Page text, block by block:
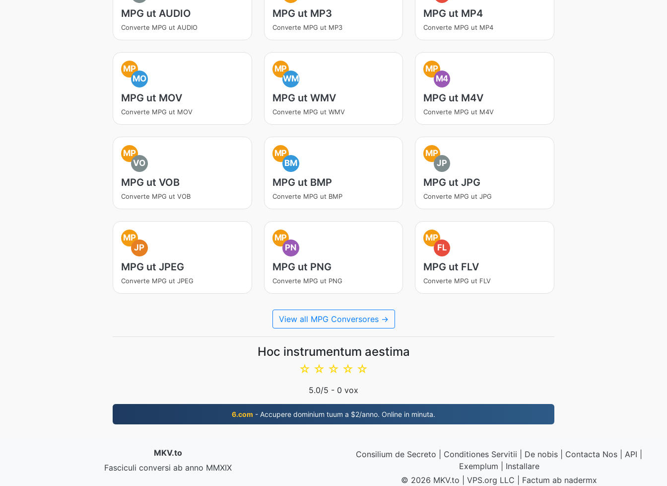
MPG ut AUDIO
Converte MPG ut AUDIO
MPG ut MP3
Converte MPG ut MP3
MPG ut MP4
Converte MPG ut MP4
MP
MO
MPG ut MOV
Converte MPG ut MOV
MP
WM
MPG ut WMV
Converte MPG ut WMV
MP
M4
MPG ut M4V
Converte MPG ut M4V
MP
VO
MPG ut VOB
Converte MPG ut VOB
MP
BM
MPG ut BMP
Converte MPG ut BMP
MP
JP
MPG ut JPG
Converte MPG ut JPG
MP
JP
MPG ut JPEG
Converte MPG ut JPEG
MP
PN
MPG ut PNG
Converte MPG ut PNG
MP
FL
MPG ut FLV
Converte MPG ut FLV
View all MPG Conversores →
Hoc instrumentum aestima
☆
☆
☆
☆
☆
5.0/5 - 0 vox
6.com - Accupere dominium tuum a $2/anno. Online in minuta.
MKV.to
Fasciculi conversi ab anno MMXIX
Consilium de Secreto Conditiones Servitii De nobis Contacta Nos API
Exemplum
Installare
© 2026 MKV.to
VPS.org LLC | Factum ab nadermx